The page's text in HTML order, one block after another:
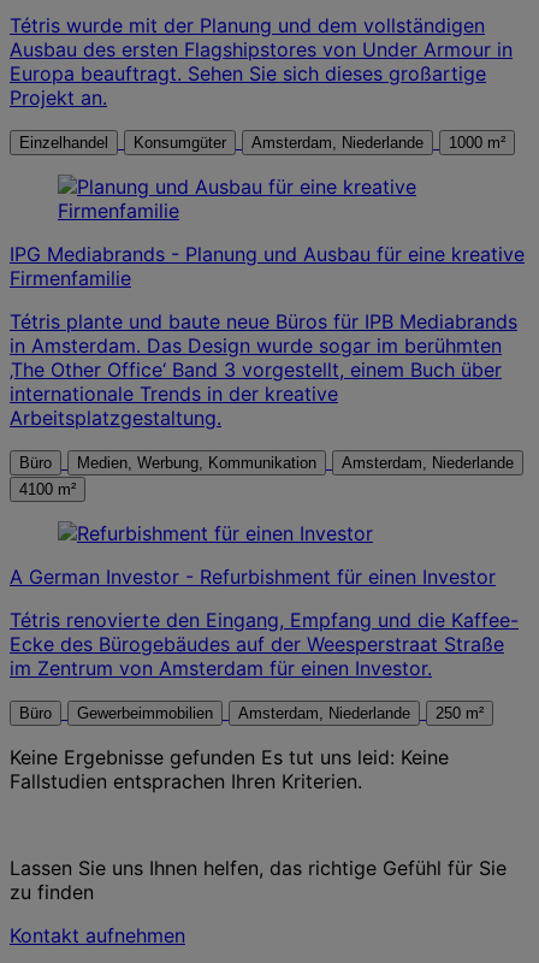
Tétris wurde mit der Planung und dem vollständigen
Ausbau des ersten Flagshipstores von Under Armour in
Europa beauftragt. Sehen Sie sich dieses großartige
Projekt an.
Einzelhandel Konsumgüter Amsterdam, Niederlande 1000 m²
IPG Mediabrands - Planung und Ausbau für eine kreative
Firmenfamilie
Tétris plante und baute neue Büros für IPB Mediabrands
in Amsterdam. Das Design wurde sogar im berühmten
‚The Other Office‘ Band 3 vorgestellt, einem Buch über
internationale Trends in der kreative
Arbeitsplatzgestaltung.
Büro Medien, Werbung, Kommunikation
Amsterdam, Niederlande
4100 m²
A German Investor - Refurbishment für einen Investor
Tétris renovierte den Eingang, Empfang und die Kaffee-
Ecke des Bürogebäudes auf der Weesperstraat Straße
im Zentrum von Amsterdam für einen Investor.
Büro Gewerbeimmobilien Amsterdam, Niederlande 250 m²
Keine Ergebnisse gefunden Es tut uns leid: Keine
Fallstudien entsprachen Ihren Kriterien.
Lassen Sie uns Ihnen helfen, das richtige Gefühl für Sie
zu finden
Kontakt aufnehmen